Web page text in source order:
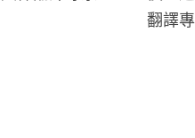
翻譯